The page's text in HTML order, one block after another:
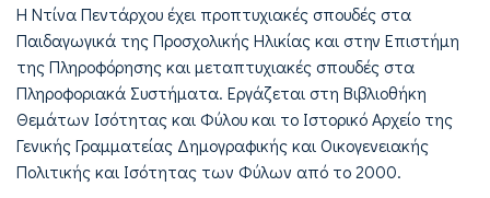
Η Ντίνα Πεντάρχου έχει προπτυχιακές σπουδές στα
Παιδαγωγικά της Προσχολικής Ηλικίας και στην Επιστήμη
της Πληροφόρησης και μεταπτυχιακές σπουδές στα
Πληροφοριακά Συστήματα. Εργάζεται στη Βιβλιοθήκη
Θεμάτων Ισότητας και Φύλου και το Ιστορικό Αρχείο της
Γενικής Γραμματείας Δημογραφικής και Οικογενειακής
Πολιτικής και Ισότητας των Φύλων από το 2000.